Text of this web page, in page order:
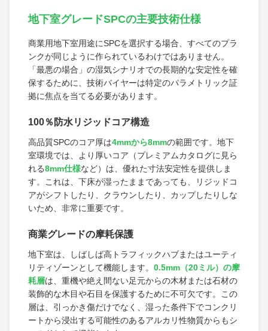
地下室グレードSPCの主要技術仕様
商業用地下室用途にSPCを選択する場合、すべてのプラ
ンクが同じように作られているわけではありません。
「最悪の場合」の湿気シナリオでの長期的な安定性を確
保するために、技術バイヤーは特定のパラメトリック証
拠に焦点を当てる必要があります。
100％防水リジッドコア構造
高品質SPCのコア厚は4mmから8mmの範囲です。地下
室環境では、より厚いコア（プレミアムカタログに見ら
れる8mm仕様など）は、優れた寸法安定性を提供しま
す。これは、下床が湿ったままであっても、リジッドコ
アがシフトしたり、クラウンしたり、カップしたりしな
いため、非常に重要です。
商業グレードの摩耗保護
地下室は、しばしば高トラフィックハブまたはユーティ
リティゾーンとして機能します。 0.5mm（20ミル）の摩
耗層は、重機や絶え間ない足元からの木材または石材の
装飾的な木目や石目を保護するために不可欠です。この
層は、引っかき傷だけでなく、湿った条件下でコンクリ
ートから浸出する可能性のあるアルカリ性物質からもシ